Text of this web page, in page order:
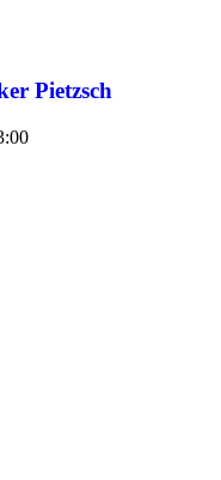
Pietzsch